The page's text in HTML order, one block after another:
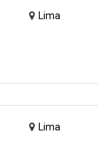
Lima
Lima